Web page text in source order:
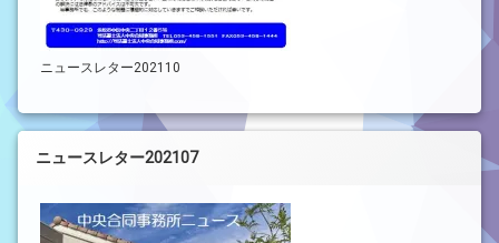
ニュースレター202110
ニュースレター202107